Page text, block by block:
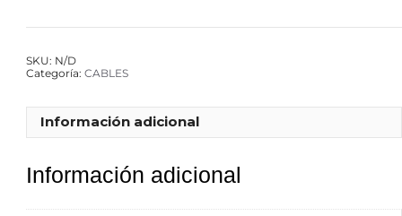
SKU: N/D
Categoría: CABLES
Información adicional
Información adicional